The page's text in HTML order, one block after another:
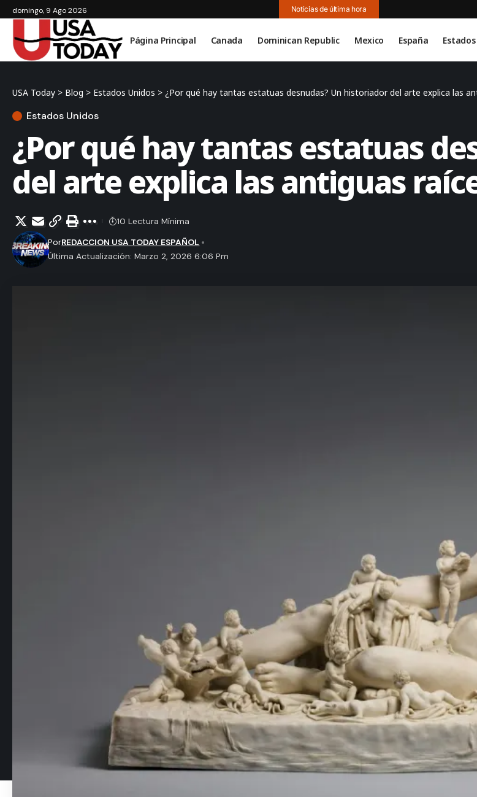
domingo, 9 Ago 2026 Noticias de última hora
Página Principal Canada Dominican Republic Mexico España
USA Today > Blog > Estados Unidos > ¿Por qué hay tantas estatuas desnudas? Un historiador del arte explica las
Estados Unidos
¿Por qué hay tantas estatuas
del arte explica las antiguas
Última Actualización: Marzo 2, 2026 6:06 Pm
PorREDACCION USA TODAY ESPAÑOL
10 Lectura Mínima